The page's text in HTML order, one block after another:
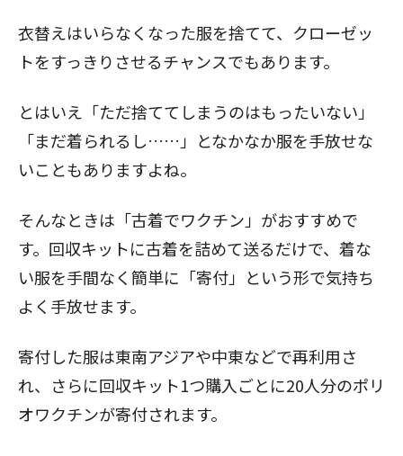
衣替えはいらなくなった服を捨てて、クローゼッ
トをすっきりさせるチャンスでもあります。
とはいえ「ただ捨ててしまうのはもったいない」
「まだ着られるし……」となかなか服を手放せな
いこともありますよね。
そんなときは「古着でワクチン 」がおすすめで
す。回収キットに古着を詰めて送るだけで、着な
い服を手間なく簡単に「寄付」という形で気持ち
よく手放せます。
寄付した服は東南アジアや中東などで再利用さ
れ、さらに回収キット1つ購入ごとに20人分のポリ
オワクチンが寄付されます。